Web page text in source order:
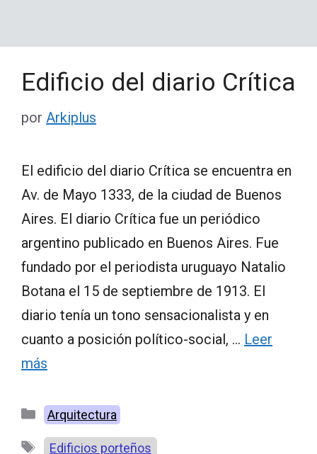
Edificio del diario Crítica
por Arkiplus
El edificio del diario Crítica se encuentra en
Av. de Mayo 1333, de la ciudad de Buenos
Aires. El diario Crítica fue un periódico
argentino publicado en Buenos Aires. Fue
fundado por el periodista uruguayo Natalio
Botana el 15 de septiembre de 1913. El
diario tenía un tono sensacionalista y en
cuanto a posición político-social, … Leer
más
Categorías
Arquitectura
Etiquetas
Edificios porteños